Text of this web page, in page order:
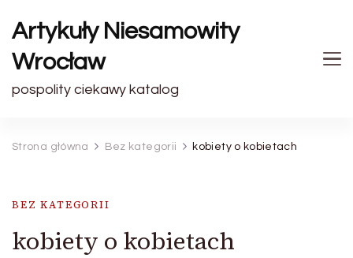
Artykuły Niesamowity
Wrocław
pospolity ciekawy katalog
Strona główna Bez kategorii kobiety o kobietach
BEZ KATEGORII
kobiety o kobietach